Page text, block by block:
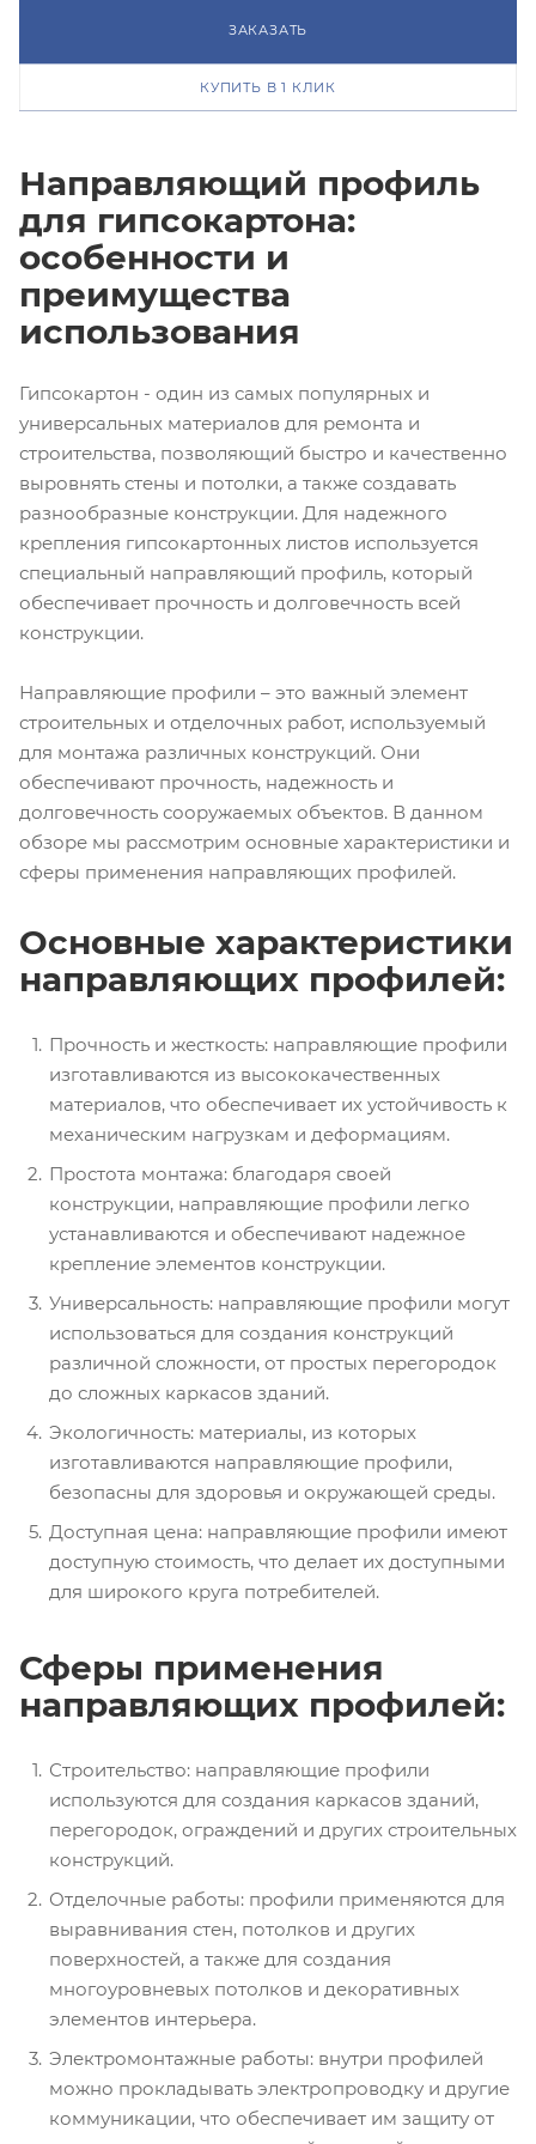
ЗАКАЗАТЬ
КУПИТЬ В 1 КЛИК
Направляющий профиль
для гипсокартона:
особенности и
преимущества
использования
Гипсокартон - один из самых популярных и
универсальных материалов для ремонта и
строительства, позволяющий быстро и качественно
выровнять стены и потолки, а также создавать
разнообразные конструкции. Для надежного
крепления гипсокартонных листов используется
специальный направляющий профиль, который
обеспечивает прочность и долговечность всей
конструкции.
Направляющие профили – это важный элемент
строительных и отделочных работ, используемый
для монтажа различных конструкций. Они
обеспечивают прочность, надежность и
долговечность сооружаемых объектов. В данном
обзоре мы рассмотрим основные характеристики и
сферы применения направляющих профилей.
Основные характеристики
направляющих профилей:
Прочность и жесткость: направляющие профили
изготавливаются из высококачественных
материалов, что обеспечивает их устойчивость к
механическим нагрузкам и деформациям.
Простота монтажа: благодаря своей
конструкции, направляющие профили легко
устанавливаются и обеспечивают надежное
крепление элементов конструкции.
Универсальность: направляющие профили могут
использоваться для создания конструкций
различной сложности, от простых перегородок
до сложных каркасов зданий.
Экологичность: материалы, из которых
изготавливаются направляющие профили,
безопасны для здоровья и окружающей среды.
Доступная цена: направляющие профили имеют
доступную стоимость, что делает их доступными
для широкого круга потребителей.
Сферы применения
направляющих профилей:
Строительство: направляющие профили
используются для создания каркасов зданий,
перегородок, ограждений и других строительных
конструкций.
Отделочные работы: профили применяются для
выравнивания стен, потолков и других
поверхностей, а также для создания
многоуровневых потолков и декоративных
элементов интерьера.
Электромонтажные работы: внутри профилей
можно прокладывать электропроводку и другие
коммуникации, что обеспечивает им защиту от